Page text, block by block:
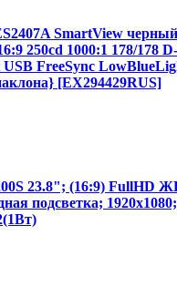
SmartView
250cd 1000:1 178/178
FreeSync
[EX294429RUS]
23.8"; (16:9) FullHD
подсветка;